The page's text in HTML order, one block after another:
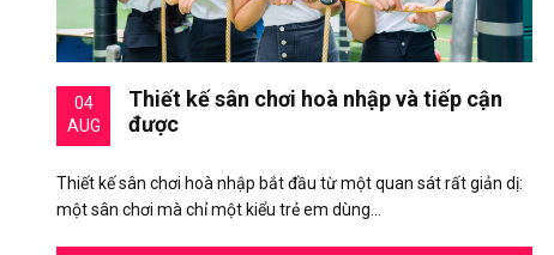
04
AUG
Thiết kế sân chơi hoà nhập và tiếp cận
được
Thiết kế sân chơi hoà nhập bắt đầu từ một quan sát rất giản dị:
một sân chơi mà chỉ một kiểu trẻ em dùng…